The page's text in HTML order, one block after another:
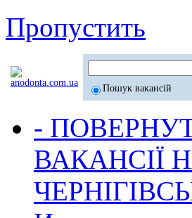
Пропустить
Пошук вакансій
-
ВАКАНСІЇ